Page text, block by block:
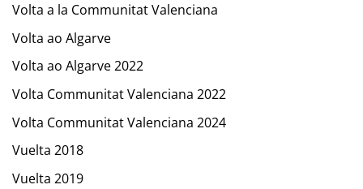
Volta a la Communitat Valenciana
Volta ao Algarve
Volta ao Algarve 2022
Volta Communitat Valenciana 2022
Volta Communitat Valenciana 2024
Vuelta 2018
Vuelta 2019